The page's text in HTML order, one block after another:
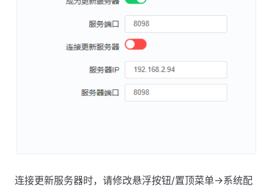
连接更新服务器时，请修改悬浮按钮/置顶菜单->系统配